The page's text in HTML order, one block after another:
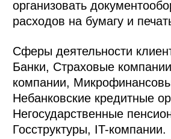
организовать
расходов на бумагу и
Сферы деятельности
Банки, Страховые
компании,
Небанковские кредитные
Негосударственные
Госструктуры, IT-компании.